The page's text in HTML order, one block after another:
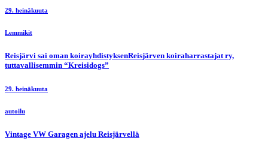
29. heinäkuuta
Lemmikit
Reisjärvi sai oman koirayhdistyksenReisjärven koiraharrastajat ry,
tuttavallisemmin “Kreisidogs”
29. heinäkuuta
autoilu
Vintage VW Garagen ajelu Reisjärvellä